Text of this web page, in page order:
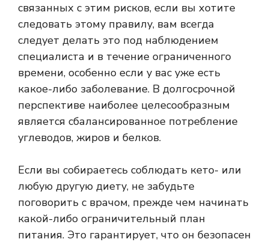
связанных с этим рисков, если вы хотите
следовать этому правилу, вам всегда
следует делать это под наблюдением
специалиста и в течение ограниченного
времени, особенно если у вас уже есть
какое-либо заболевание. В долгосрочной
перспективе наиболее целесообразным
является сбалансированное потребление
углеводов, жиров и белков.
Если вы собираетесь соблюдать кето- или
любую другую диету, не забудьте
поговорить с врачом, прежде чем начинать
какой-либо ограничительный план
питания. Это гарантирует, что он безопасен